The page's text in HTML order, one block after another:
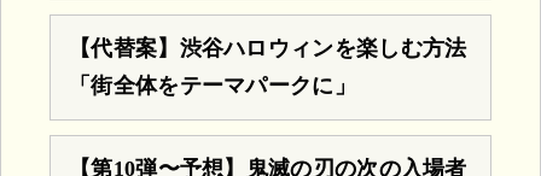
【代替案】渋谷ハロウィンを楽しむ方法
「街全体をテーマパークに」
【第10弾〜予想】鬼滅の刃の次の入場者